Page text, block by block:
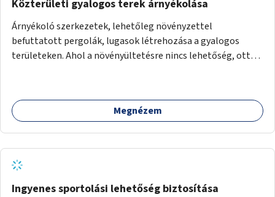
Közterületi gyalogos terek árnyékolása
Árnyékoló szerkezetek, lehetőleg növényzettel
befuttatott pergolák, lugasok létrehozása a gyalogos
területeken. Ahol a növényültetésre nincs lehetőség, ott
Megnézem
Ingyenes sportolási lehetőség biztosítása